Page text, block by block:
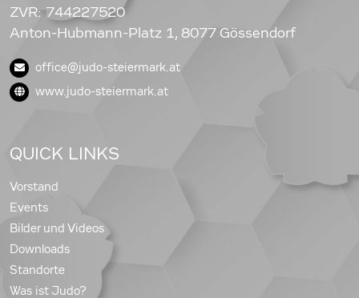
ZVR: 744227520
Anton-Hubmann-Platz 1, 8077 Gössendorf
office@judo-steiermark.at
www.judo-steiermark.at
QUICK LINKS
Vorstand
Events
Bilder und Videos
Downloads
Standorte
Was ist Judo?